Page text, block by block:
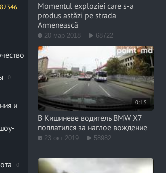
0
и
0
Momentul exploziei care s-a
produs astăzi pe strada
Armenească
20 мар 2018 68722
0:15
В Кишиневе водитель BMW X7
поплатился за наглое вождение
23 окт 2019 58982